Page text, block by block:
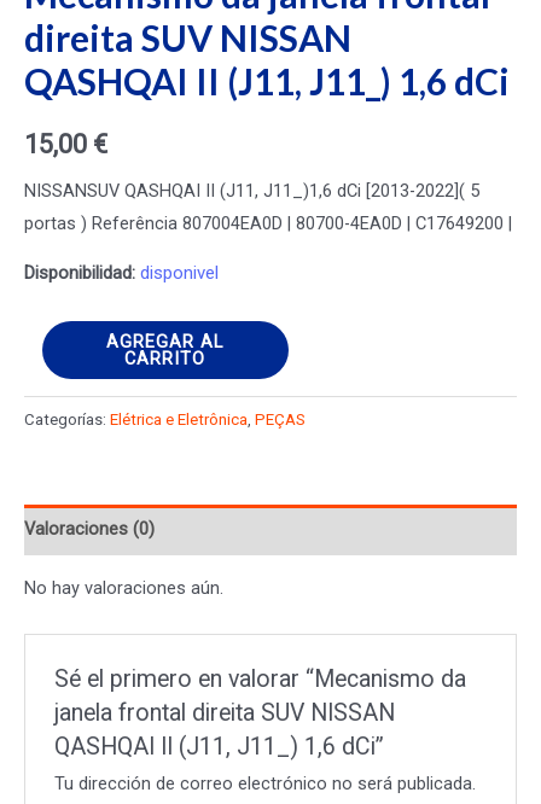
direita SUV NISSAN
QASHQAI II (J11, J11_) 1,6 dCi
15,00 €
NISSANSUV QASHQAI II (J11, J11_)1,6 dCi [2013-2022]( 5
portas ) Referência 807004EA0D | 80700-4EA0D | C17649200 |
Disponibilidad: disponivel
Mecanismo
janela
frontal
NISSAN
II
(J11,
cantidad
AGREGAR AL
CARRITO
Categorías: Elétrica e Eletrônica PEÇAS
Valoraciones (0)
No hay valoraciones aún.
Sé el primero en valorar “Mecanismo da
janela frontal direita SUV NISSAN
QASHQAI II (J11, J11_) 1,6 dCi”
Tu dirección de correo electrónico no será publicada.